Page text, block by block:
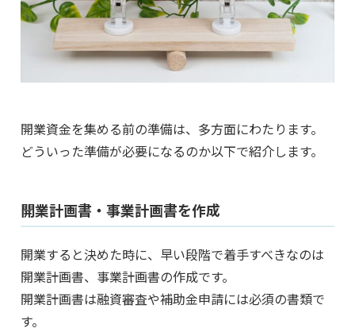
開業資金を集める前の準備は、多方面にわたります。
どういった準備が必要になるのか以下で紹介します。
開業計画書・事業計画書を作成
開業すると決めた時に、早い段階で着手すべきなのは
開業計画書、事業計画書の作成です。
開業計画書は融資審査や補助金申請には必須の書類で
す。